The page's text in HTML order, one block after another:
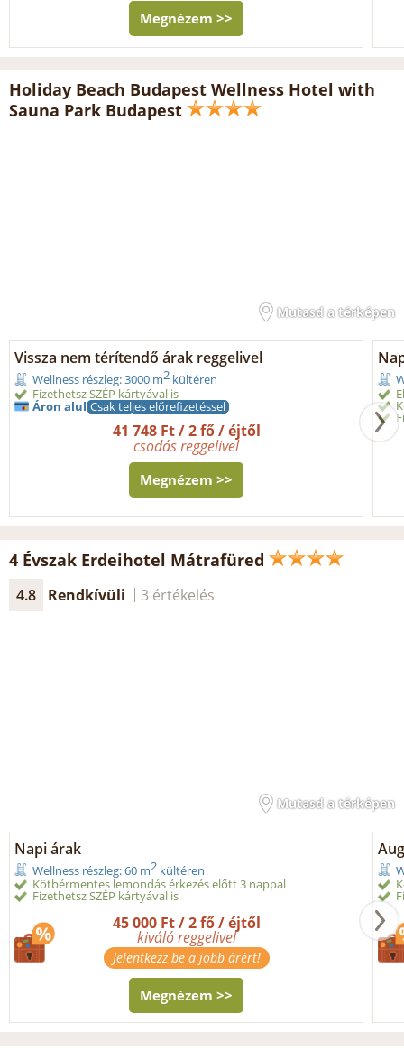
Megnézem >>
Holiday Beach Budapest Wellness Hotel with
Sauna Park Budapest
Mutasd a térképen
Vissza nem térítendő árak reggelivel
Wellness részleg: 3000 m2 kültéren
Fizethetsz SZÉP kártyával is
Áron alul Csak teljes előrefizetéssel
41 748 Ft / 2 fő / éjtől
csodás reggelivel
Megnézem >>
4 Évszak Erdeihotel Mátrafüred
4.8 Rendkívüli 3 értékelés
Mutasd a térképen
Napi árak
Wellness részleg: 60 m2 kültéren
Kötbérmentes lemondás érkezés előtt 3 nappal
Fizethetsz SZÉP kártyával is
45 000 Ft / 2 fő / éjtől
kiváló reggelivel
Jelentkezz be a jobb árért!
Megnézem >>